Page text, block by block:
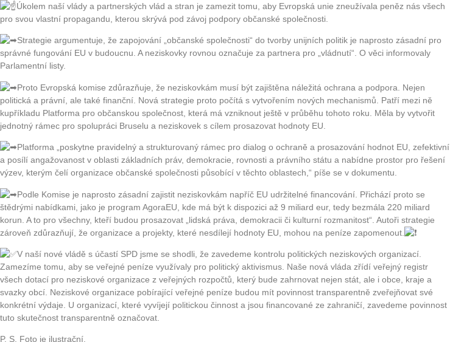
Úkolem naší vlády a partnerských vlád a stran je zamezit tomu, aby Evropská unie zneužívala peněz nás všech
pro svou vlastní propagandu, kterou skrývá pod závoj podpory občanské společnosti.
Strategie argumentuje, že zapojování „občanské společnosti“ do tvorby unijních politik je naprosto zásadní pro
správné fungování EU v budoucnu. A neziskovky rovnou označuje za partnera pro „vládnutí“. O věci informovaly
Parlamentní listy.
Proto Evropská komise zdůrazňuje, že neziskovkám musí být zajištěna náležitá ochrana a podpora. Nejen
politická a právní, ale také finanční. Nová strategie proto počítá s vytvořením nových mechanismů. Patří mezi ně
kupříkladu Platforma pro občanskou společnost, která má vzniknout ještě v průběhu tohoto roku. Měla by vytvořit
jednotný rámec pro spolupráci Bruselu a neziskovek s cílem prosazovat hodnoty EU.
Platforma „poskytne pravidelný a strukturovaný rámec pro dialog o ochraně a prosazování hodnot EU, zefektivní
a posílí angažovanost v oblasti základních práv, demokracie, rovnosti a právního státu a nabídne prostor pro řešení
výzev, kterým čelí organizace občanské společnosti působící v těchto oblastech,“ píše se v dokumentu.
Podle Komise je naprosto zásadní zajistit neziskovkám napříč EU udržitelné financování. Přichází proto se
štědrými nabídkami, jako je program AgoraEU, kde má být k dispozici až 9 miliard eur, tedy bezmála 220 miliard
korun. A to pro všechny, kteří budou prosazovat „lidská práva, demokracii či kulturní rozmanitost“. Autoři strategie
zároveň zdůrazňují, že organizace a projekty, které nesdílejí hodnoty EU, mohou na peníze zapomenout.
V naší nové vládě s účastí SPD jsme se shodli, že zavedeme kontrolu politických neziskových organizací.
Zamezíme tomu, aby se veřejné peníze využívaly pro politický aktivismus. Naše nová vláda zřídí veřejný registr
všech dotací pro neziskové organizace z veřejných rozpočtů, který bude zahrnovat nejen stát, ale i obce, kraje a
svazky obcí. Neziskové organizace pobírající veřejné peníze budou mít povinnost transparentně zveřejňovat své
konkrétní výdaje. U organizací, které vyvíjejí politickou činnost a jsou financované ze zahraničí, zavedeme povinnost
tuto skutečnost transparentně označovat.
P. S. Foto je ilustrační.